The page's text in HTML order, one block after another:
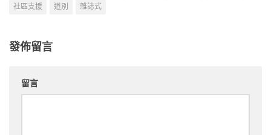
社區支援
道別 雜誌式
發佈留言
留言